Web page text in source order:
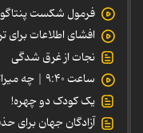
فرمول شکست
افشای اطلاعات برای
نجات از غرق شدگی
ساعت ۹:۴۰ | چه میراثی از خود به جای گذاشت؟
یک کودک دو چهره!
آزادگان جهان برای